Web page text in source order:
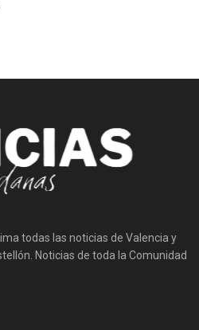
todas las noticias de Valencia y
Noticias de toda la Comunidad